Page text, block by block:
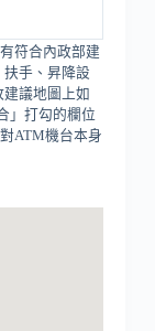
符合內政部建
手、昇降設
議地圖上如
」打勾的欄位
ATM機台本身